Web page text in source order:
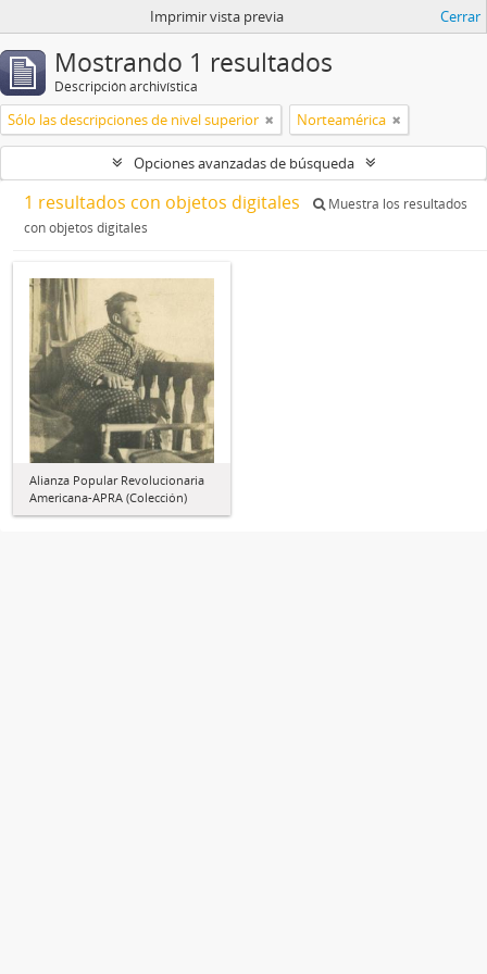
Imprimir vista previa Cerrar
Mostrando 1 resultados
Descripción archivística
Sólo las descripciones de nivel superior Norteamérica
Opciones avanzadas de búsqueda
1 resultados con objetos digitales
Muestra los resultados
con objetos digitales
Alianza Popular Revolucionaria
Americana-APRA (Colección)